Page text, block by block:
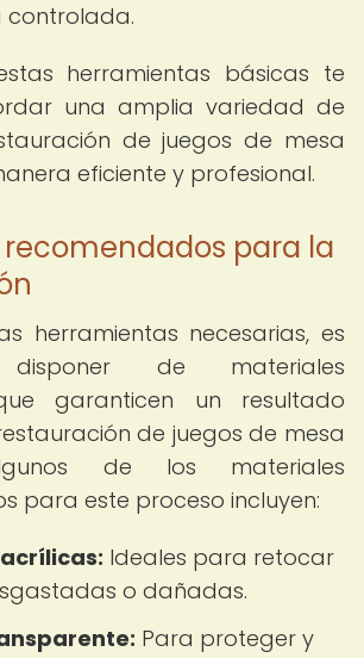
controlada.
herramientas básicas te
una amplia variedad de
de juegos de mesa
eficiente y profesional.
recomendados para la
herramientas necesarias, es
disponer de materiales
garanticen un resultado
de juegos de mesa
de los materiales
para este proceso incluyen:
Ideales para retocar
o dañadas.
Para proteger y